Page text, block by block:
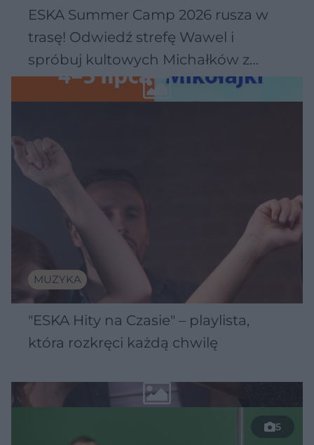
ESKA Summer Camp 2026 rusza w
trasę! Odwiedź strefę Wawel i
spróbuj kultowych Michałków z
Wawelu
MUZYKA
"ESKA Hity na Czasie" – playlista,
która rozkręci każdą chwilę
5